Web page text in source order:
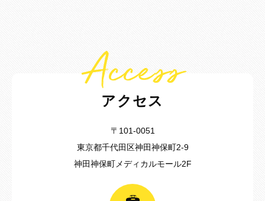
Access
アクセス
〒101-0051
東京都千代田区神田神保町2-9
神田神保町メディカルモール2F